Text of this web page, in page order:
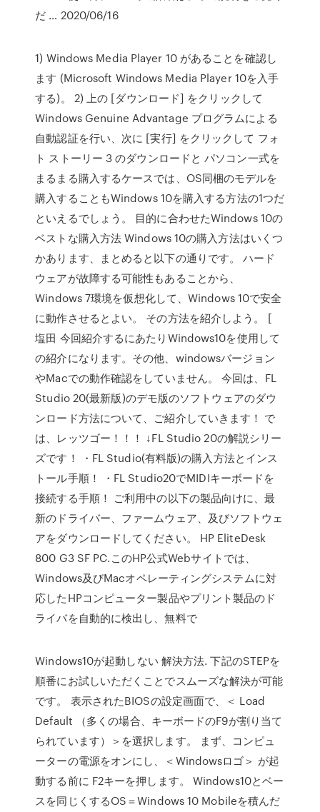
だ … 2020/06/16
1) Windows Media Player 10 があることを確認し
ます (Microsoft Windows Media Player 10を入手
する)。 2) 上の [ダウンロード] をクリックして
Windows Genuine Advantage プログラムによる
自動認証を行い、次に [実行] をクリックして フォ
ト ストーリー 3 のダウンロードと パソコン一式を
まるまる購入するケースでは、OS同梱のモデルを
購入することもWindows 10を購入する方法の1つだ
といえるでしょう。 目的に合わせたWindows 10の
ベストな購入方法 Windows 10の購入方法はいくつ
かあります、まとめると以下の通りです。 ハード
ウェアが故障する可能性もあることから、
Windows 7環境を仮想化して、Windows 10で安全
に動作させるとよい。 その方法を紹介しよう。 [
塩田 今回紹介するにあたりWindows10を使用して
の紹介になります。その他、windowsバージョン
やMacでの動作確認をしていません。 今回は、FL
Studio 20(最新版)のデモ版のソフトウェアのダウ
ンロード方法について、ご紹介していきます！ で
は、レッツゴー！！！ ↓FL Studio 20の解説シリー
ズです！ ・FL Studio(有料版)の購入方法とインス
トール手順！ ・FL Studio20でMIDIキーボードを
接続する手順！ ご利用中の以下の製品向けに、最
新のドライバー、ファームウェア、及びソフトウェ
アをダウンロードしてください。 HP EliteDesk
800 G3 SF PC.このHP公式Webサイトでは、
Windows及びMacオペレーティングシステムに対
応したHPコンピューター製品やプリント製品のド
ライバを自動的に検出し、無料で
Windows10が起動しない 解決方法. 下記のSTEPを
順番にお試しいただくことでスムーズな解決が可能
です。 表示されたBIOSの設定画面で、＜ Load
Default （多くの場合、キーボードのF9が割り当て
られています）＞を選択します。 まず、コンピュ
ーターの電源をオンにし、＜Windowsロゴ＞ が起
動する前に F2キーを押します。 Windows10とベー
スを同じくするOS＝Windows 10 Mobileを積んだ